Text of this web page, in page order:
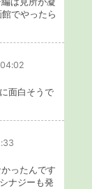
でやったら
面白そうで
ったんです
ナジーも発